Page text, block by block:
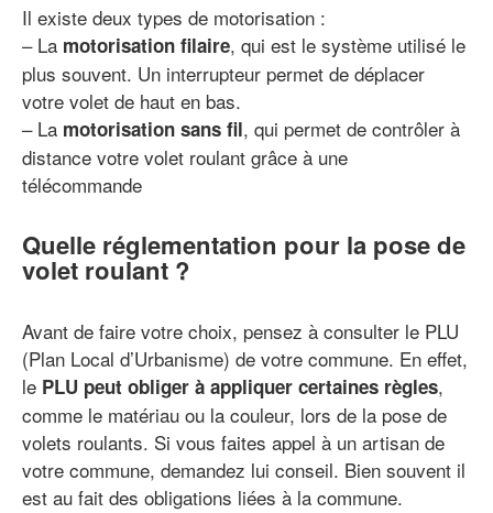
Il existe deux types de motorisation :
– La motorisation filaire, qui est le système utilisé le
plus souvent. Un interrupteur permet de déplacer
votre volet de haut en bas.
– La motorisation sans fil, qui permet de contrôler à
distance votre volet roulant grâce à une
télécommande
Quelle réglementation pour la pose de
volet roulant ?
Avant de faire votre choix, pensez à consulter le PLU
(Plan Local d’Urbanisme) de votre commune. En effet,
le PLU peut obliger à appliquer certaines règles,
comme le matériau ou la couleur, lors de la pose de
volets roulants. Si vous faites appel à un artisan de
votre commune, demandez lui conseil. Bien souvent il
est au fait des obligations liées à la commune.